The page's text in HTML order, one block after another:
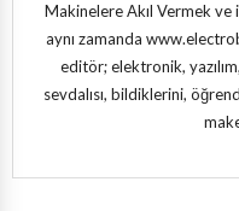
Makinelere Akıl Vermek ve
aynı zamanda
editör; elektronik,
sevdalısı, bildiklerini,